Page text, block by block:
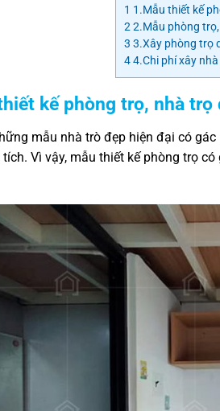
1 1.Mẫu thiết kế
22.Mẫu phòng
3 3.Xây phòng trọ
44.Chi phí xây
kế phòng trọ, nhà trọ
mẫu nhà trò đẹp hiện đại có
Vì vậy, mẫu thiết kế phòng trọ